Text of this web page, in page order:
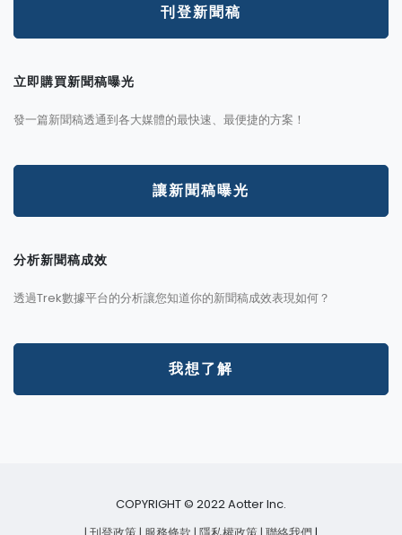
刊登新聞稿
立即購買新聞稿曝光
發一篇新聞稿透通到各大媒體的最快速、最便捷的方案！
讓新聞稿曝光
分析新聞稿成效
透過Trek數據平台的分析讓您知道你的新聞稿成效表現如何？
我想了解
COPYRIGHT © 2022 Aotter Inc.